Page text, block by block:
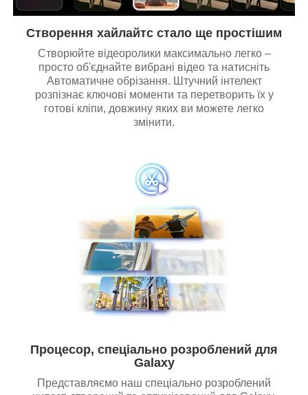
Створення хайлайтс стало ще простішим
Створюйте відеоролики максимально легко –
просто об'єднайте вибрані відео та натисніть
Автоматичне обрізання. Штучний інтелект
розпізнає ключові моменти та перетворить їх у
готові кліпи, довжину яких ви можете легко
змінити.
Процесор, спеціально розроблений для
Galaxy
Представляємо наш спеціально розроблений